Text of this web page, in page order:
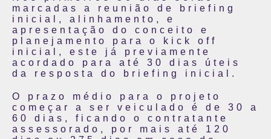
marcadas a reunião de briefing
inicial, alinhamento, e
apresentação do conceito e
planejamento para o kick off
inicial, este já previamente
acordado para até 30 dias úteis
da resposta do briefing inicial.
O prazo médio para o projeto
começar a ser veiculado é de 30 a
60 dias, ficando o contratante
assessorado, por mais até 120